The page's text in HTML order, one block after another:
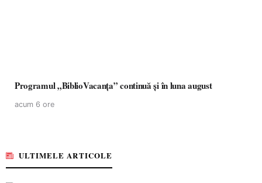
Programul „BiblioVacanța” continuă și în luna august
acum 6 ore
ULTIMELE ARTICOLE